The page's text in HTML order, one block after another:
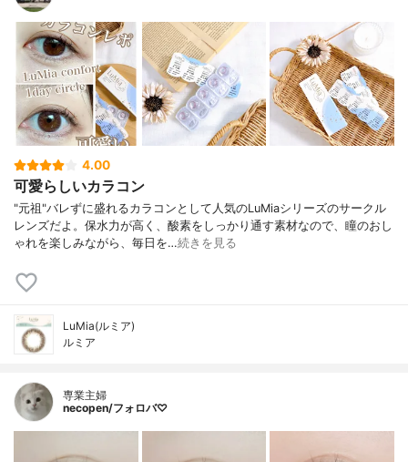
4.00
可愛らしいカラコン
"元祖"バレずに盛れるカラコンとして人気のLuMiaシリーズのサークル
レンズだよ。保水力が高く、酸素をしっかり通す素材なので、瞳のおし
ゃれを楽しみながら、毎日を…続きを見る
LuMia(ルミア)
ルミア
専業主婦
necopen/フォロバ♡